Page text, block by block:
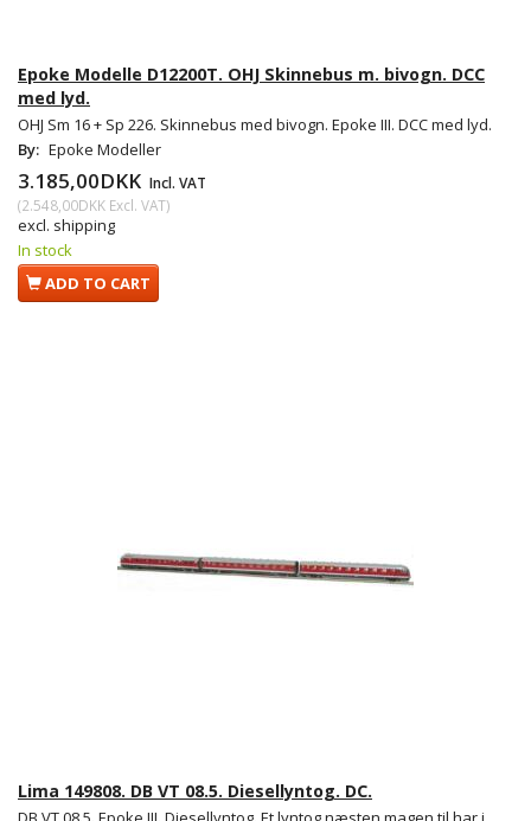
Epoke Modelle D12200T. OHJ Skinnebus m. bivogn. DCC
med lyd.
OHJ Sm 16 + Sp 226. Skinnebus med bivogn. Epoke III. DCC med lyd.
By: Epoke Modeller
3.185,00DKK Incl. VAT
(2.548,00DKK Excl. VAT)
excl. shipping
In stock
ADD TO CART
Lima 149808. DB VT 08.5. Diesellyntog. DC.